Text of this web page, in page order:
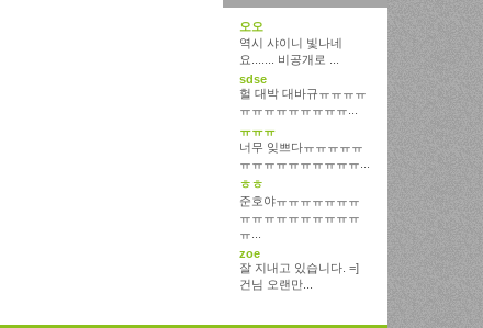
오오
역시 샤이니 빛나네
요....... 비공개로 ...
sdse
헐 대박 대바규ㅠㅠㅠㅠ
ㅠㅠㅠㅠㅠㅠㅠㅠㅠ...
ㅠㅠㅠ
너무 잊쁘다ㅠㅠㅠㅠㅠ
ㅠㅠㅠㅠㅠㅠㅠㅠㅠㅠ...
ㅎㅎ
준호야ㅠㅠㅠㅠㅠㅠㅠ
ㅠㅠㅠㅠㅠㅠㅠㅠㅠㅠ
ㅠ...
zoe
잘 지내고 있습니다. =]
건님 오랜만...